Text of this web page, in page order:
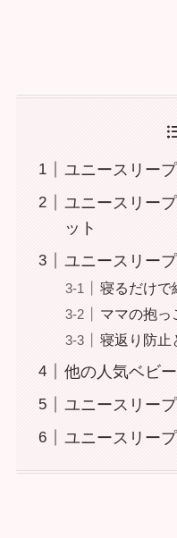
ユニースリー
ユニースリー
ット
ユニースリー
寝るだけで
ママの抱っ
寝返り防止
他の人気ベビ
ユニースリー
ユニースリー